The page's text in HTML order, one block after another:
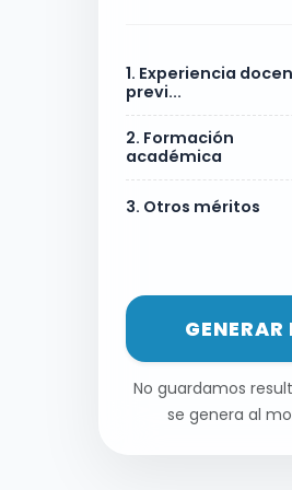
1. Experiencia
previ...
2. Formación
académica
3. Otros méritos
GENERAR
No guardamos
se genera al